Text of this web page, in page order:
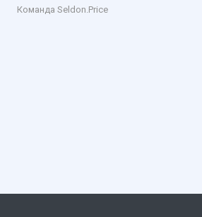
Команда Seldon.Price